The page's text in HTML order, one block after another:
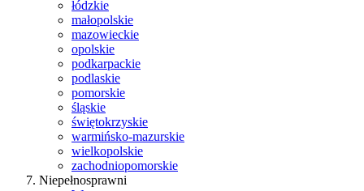
łódzkie
małopolskie
mazowieckie
opolskie
podkarpackie
podlaskie
pomorskie
śląskie
świętokrzyskie
warmińsko-mazurskie
wielkopolskie
zachodniopomorskie
Niepełnosprawni